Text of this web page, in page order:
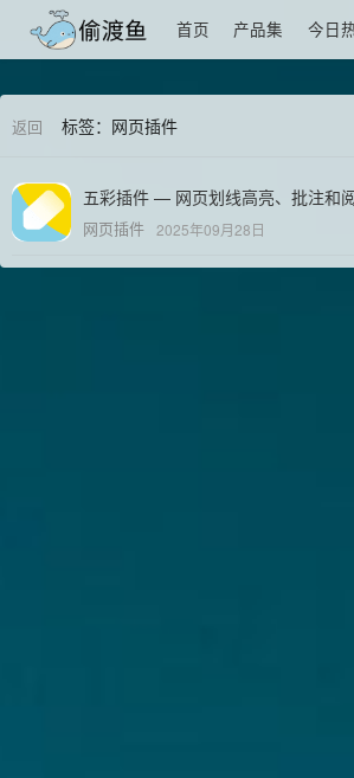
首页 产品集 今日
返回 标签：网页插件
五彩插件 — 网页划线高亮、批注和
网页插件 2025年09月28日